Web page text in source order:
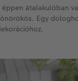
átalakulóban
Egy